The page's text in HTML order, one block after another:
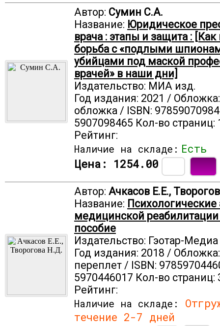
Автор: Сумин С.А.
Название: Юридическое
врача : этапы и защита : [Как
борьба с «подлыми
убийцами под маской
врачей» в наши дни]
Издательство: МИА изд.
Год издания: 2021 /
обложка / ISBN:
5907098465 Кол-во страниц:
Рейтинг:
Наличие на складе: Есть
Цена: 1254.00
Автор: Ачкасов Е.Е.,
Название: Психологические
медицинской реабилитации
пособие
Издательство: Гэотар-Медиа
Год издания: 2018 /
переплет / ISBN:
5970446017 Кол-во страниц:
Рейтинг:
Наличие на складе:
течение 2-7 дней